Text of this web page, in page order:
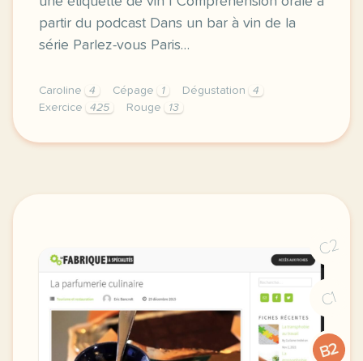
partir du podcast Dans un bar à vin de la
série Parlez-vous Paris…
Caroline 4 Cépage 1 Dégustation
4
Exercice
425 Rouge 13
exercice b1 dans un bar a vin deguster du vin
C2
C1
B2